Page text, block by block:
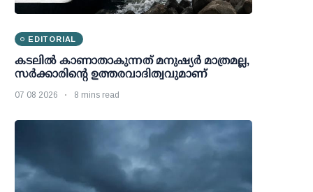
EDITORIAL
കടലിൽ കാണാതാകുന്നത് മനുഷ്യർ മാത്രമല്ല,
സർക്കാരിന്റെ ഉത്തരവാദിത്വവുമാണ്
07 08 2026 8 mins read